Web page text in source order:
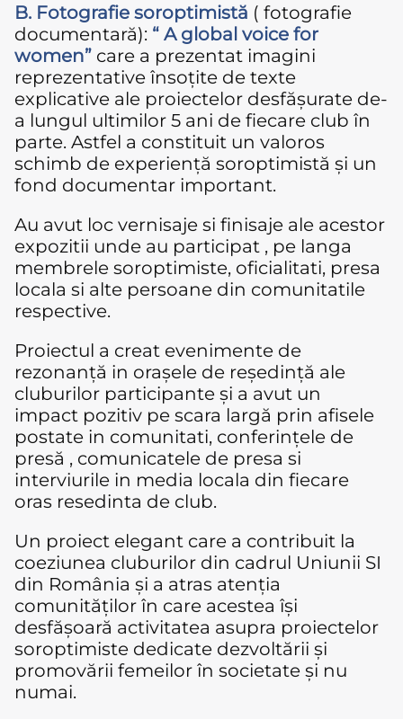
B. Fotografie soroptimistă ( fotografie
documentară): “ A global voice for
women” care a prezentat imagini
reprezentative însoțite de texte
explicative ale proiectelor desfășurate de-
a lungul ultimilor 5 ani de fiecare club în
parte. Astfel a constituit un valoros
schimb de experiență soroptimistă și un
fond documentar important.
Au avut loc vernisaje si finisaje ale acestor
expozitii unde au participat , pe langa
membrele soroptimiste, oficialitati, presa
locala si alte persoane din comunitatile
respective.
Proiectul a creat evenimente de
rezonanță in orașele de reședință ale
cluburilor participante și a avut un
impact pozitiv pe scara largă prin afisele
postate in comunitati, conferințele de
presă , comunicatele de presa si
interviurile in media locala din fiecare
oras resedinta de club.
Un proiect elegant care a contribuit la
coeziunea cluburilor din cadrul Uniunii SI
din România și a atras atenția
comunităților în care acestea își
desfășoară activitatea asupra proiectelor
soroptimiste dedicate dezvoltării și
promovării femeilor în societate și nu
numai.